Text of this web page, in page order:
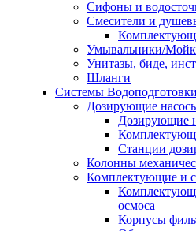
Сифоны и
Смесители и
Умывальники/
Унитазы, биде,
Шланги
Системы Водоподготовки
Дозирующие
Дозирующие
Станции
Колонны
Комплектующие и
осмоса
Корпусы